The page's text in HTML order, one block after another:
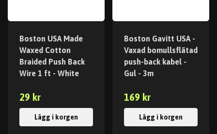
Boston USA Made
Waxed Cotton
Braided Push Back
Wire 1 ft - White
29 kr
Lägg i korgen
Boston Gavitt USA -
Vaxad bomullsflätad
push-back kabel -
Gul - 3m
169 kr
Lägg i korgen